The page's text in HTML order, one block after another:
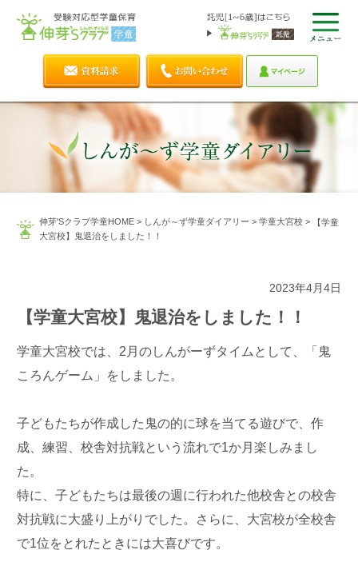
伸芽'Sクラブ学童HOME> しんが～ず学童ダイアリー > 学童大宮校>
【学童
大宮校】鬼退治をしました！！
2023年4月4日
【学童大宮校】鬼退治をしました！！
学童大宮校では、2月のしんがーずタイムとして、「鬼
ころんゲーム」をしました。
子どもたちが作成した鬼の的に球を当てる遊びで、作
成、練習、校舎対抗戦という流れで1か月楽しみまし
た。
特に、子どもたちは最後の週に行われた他校舎との校舎
対抗戦に大盛り上がりでした。さらに、大宮校が全校舎
で1位をとれたときには大喜びです。